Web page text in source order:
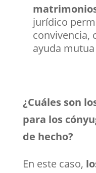
jurídico
convivencia,
ayuda
¿Cuáles son
para los
de hecho?
En este caso,